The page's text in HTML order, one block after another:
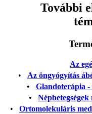
További
Az
• Az öngyógyítás
• Glandoterápia -
• Népbetegségek
• Ortomolekuláris